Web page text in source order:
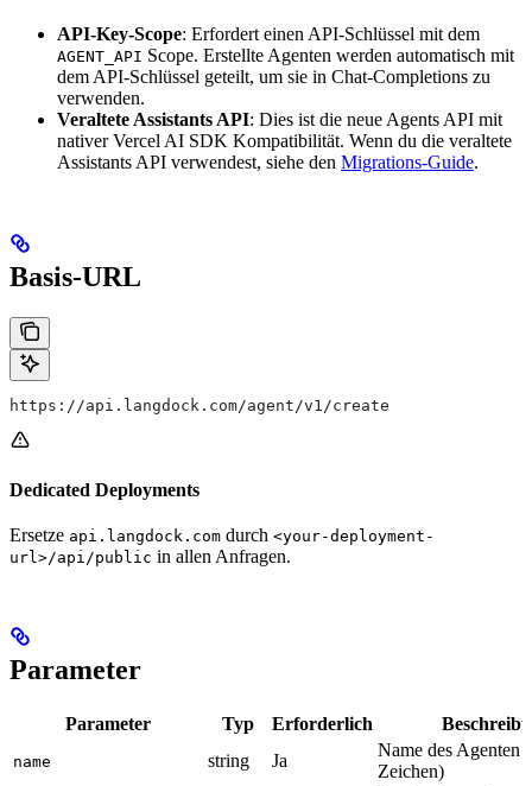
API-Key-Scope: Erfordert einen API-Schlüssel mit dem
AGENT_API Scope. Erstellte Agenten werden automatisch mit
dem API-Schlüssel geteilt, um sie in Chat-Completions zu
verwenden.
Veraltete Assistants API: Dies ist die neue Agents API mit
nativer Vercel AI SDK Kompatibilität. Wenn du die veraltete
Assistants API verwendest, siehe den Migrations-Guide.
Basis-URL
https://api.langdock.com/agent/v1/create
Dedicated Deployments
Ersetze api.langdock.com durch <your-deployment-
url>/api/public in allen Anfragen.
Parameter
Parameter Typ Erforderlich
name string Ja
Name des Agenten
Zeichen)